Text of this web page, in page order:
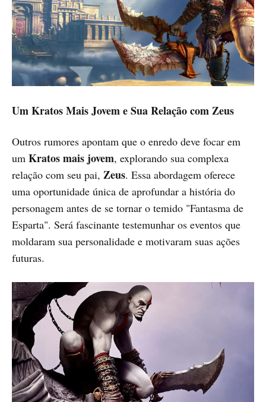
Um Kratos Mais Jovem e Sua Relação com Zeus
Outros rumores apontam que o enredo deve focar em
um Kratos mais jovem, explorando sua complexa
relação com seu pai, Zeus. Essa abordagem oferece
uma oportunidade única de aprofundar a história do
personagem antes de se tornar o temido "Fantasma de
Esparta". Será fascinante testemunhar os eventos que
moldaram sua personalidade e motivaram suas ações
futuras.